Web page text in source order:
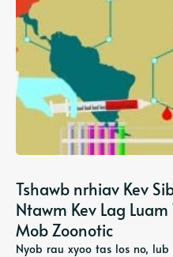
Tshawb nrhiav Kev
Ntawm Kev Lag
Mob Zoonotic
Nyob rau xyoo tas los no,